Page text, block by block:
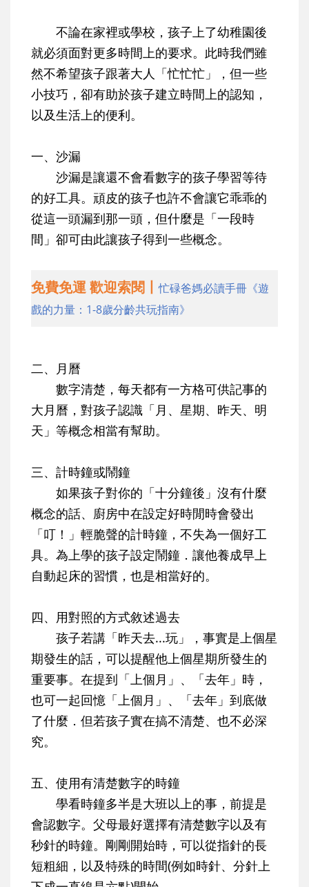
不論在家裡或學校，孩子上了幼稚園後
就必須面對更多時間上的要求。此時我們雖
然不希望孩子跟著大人「忙忙忙」，但一些
小技巧，卻有助於孩子建立時間上的認知，
以及生活上的便利。
一、沙漏
沙漏是讓還不會看數字的孩子學習等待
的好工具。頑皮的孩子也許不會讓它乖乖的
從這一頭漏到那一頭，但什麼是「一段時
間」卻可由此讓孩子得到一些概念。
免費免運 歡迎索閱丨忙碌爸媽必讀手冊《遊
戲的力量：1-8歲分齡共玩指南》
二、月曆
數字清楚，每天都有一方格可供記事的
大月曆，對孩子認識「月、星期、昨天、明
天」等概念相當有幫助。
三、計時鐘或鬧鐘
如果孩子對你的「十分鐘後」沒有什麼
概念的話、廚房中在設定好時閒時會發出
「叮！」輕脆聲的計時鐘，不失為一個好工
具。為上學的孩子設定鬧鐘．讓他養成早上
自動起床的習慣，也是相當好的。
四、用對照的方式敘述過去
孩子若講「昨天去...玩」，事實是上個星
期發生的話，可以提醒他上個星期所發生的
重要事。在提到「上個月」、「去年」時，
也可一起回憶「上個月」、「去年」到底做
了什麼．但若孩子實在搞不清楚、也不必深
究。
五、使用有清楚數字的時鐘
學看時鐘多半是大班以上的事，前提是
會認數字。父母最好選擇有清楚數字以及有
秒針的時鐘。剛剛開始時，可以從指針的長
短粗細，以及特殊的時間(例如時針、分針上